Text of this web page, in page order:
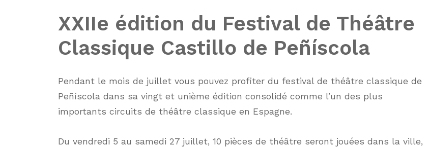
XXIIe édition du Festival de Théâtre
Classique Castillo de Peñíscola
Pendant le mois de juillet vous pouvez profiter du festival de théâtre classique de
Peñíscola dans sa vingt et unième édition consolidé comme l’un des plus
importants circuits de théâtre classique en Espagne.
Du vendredi 5 au samedi 27 juillet, 10 pièces de théâtre seront jouées dans la ville,